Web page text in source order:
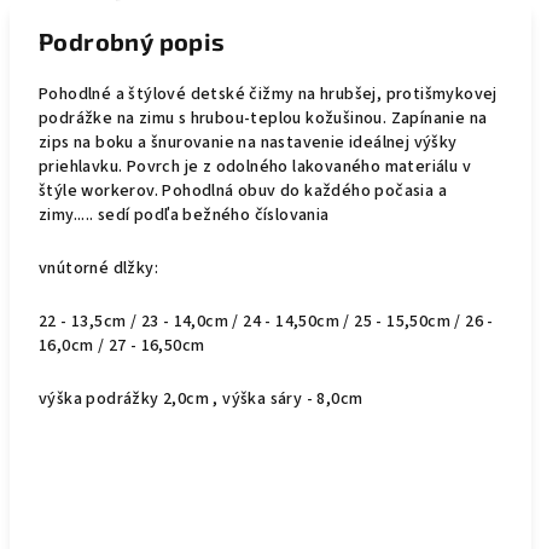
Podrobný popis
Pohodlné a štýlové detské čižmy na hrubšej, protišmykovej
podrážke na zimu s hrubou-teplou kožušinou. Zapínanie na
zips na boku a šnurovanie na nastavenie ideálnej výšky
priehlavku. Povrch je z odolného lakovaného materiálu v
štýle workerov. Pohodlná obuv do každého počasia a
zimy..... sedí podľa bežného číslovania
vnútorné dlžky:
22 - 13,5cm / 23 - 14,0cm / 24 - 14,50cm / 25 - 15,50cm / 26 -
16,0cm / 27 - 16,50cm
výška podrážky 2,0cm , výška sáry - 8,0cm